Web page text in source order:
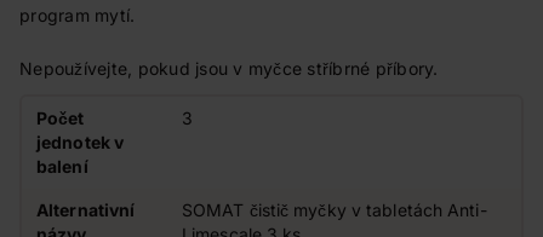
program mytí.
Nepoužívejte, pokud jsou v myčce stříbrné příbory.
Počet
jednotek v
balení
3
Alternativní
SOMAT čistič myčky v tabletách Anti-